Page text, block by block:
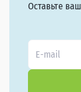
Оставьте